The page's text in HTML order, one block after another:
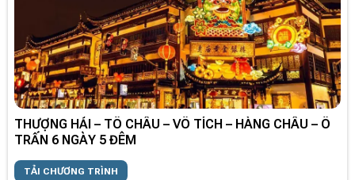
THƯỢNG HẢI – TÔ CHÂU – VÔ TÍCH – HÀNG CHÂU – Ô
TRẤN 6 NGÀY 5 ĐÊM
TẢI CHƯƠNG TRÌNH